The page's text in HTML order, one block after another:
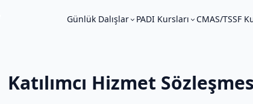
Günlük Dalışlar PADI Kursları CMAS/TSSF
Katılımcı Hizmet